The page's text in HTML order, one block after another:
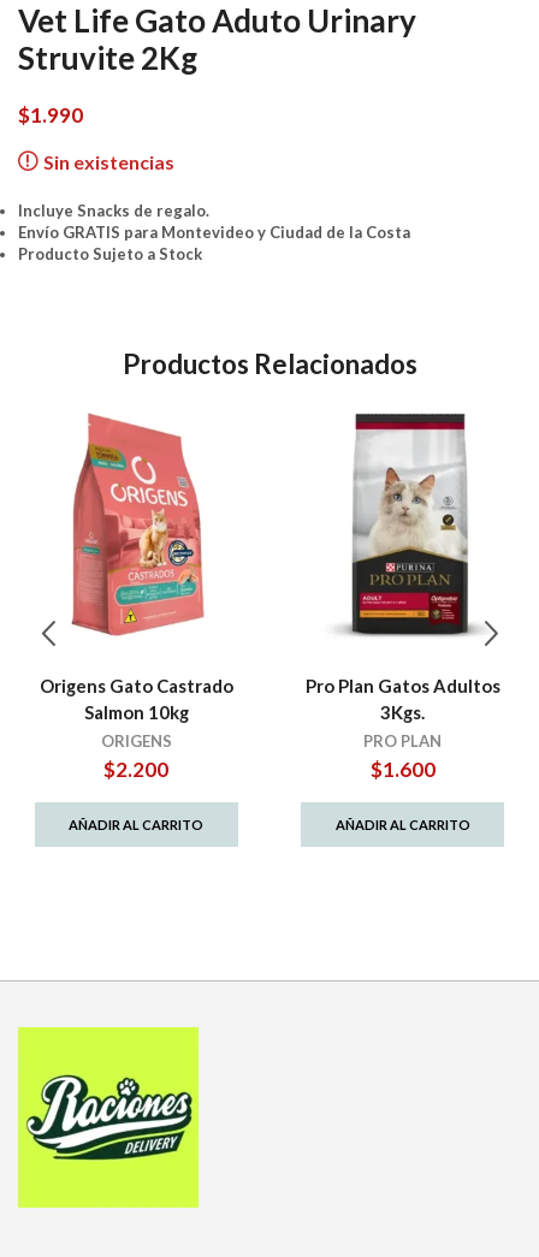
Vet Life Gato Aduto Urinary
Struvite 2Kg
$1.990
Sin existencias
Incluye Snacks de regalo.
Envío GRATIS para Montevideo y Ciudad de la Costa
Producto Sujeto a Stock
Productos Relacionados
Origens Gato Castrado
Salmon 10kg
ORIGENS
$2.200
AÑADIR AL CARRITO
Pro Plan Gatos Adultos
3Kgs.
PRO PLAN
$1.600
AÑADIR AL CARRITO